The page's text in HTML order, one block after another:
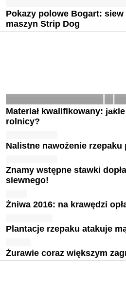
Pokazy polowe Bogart:
maszyn Strip Dog
Materiał kwalifikowany:
rolnicy?
Nalistne nawożenie rzepaku
Znamy wstępne stawki
siewnego!
Żniwa 2016: na krawędzi
Plantacje rzepaku atakuje
Żurawie coraz większym